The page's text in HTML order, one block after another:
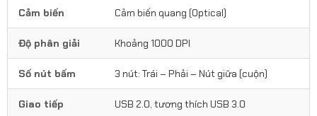
Cảm biến Cảm biến quang (Optical)
Độ phân giải Khoảng 1000 DPI
Số nút bấm 3 nút: Trái – Phải – Nút giữa (cuộn)
Giao tiếp USB 2.0, tương thích USB 3.0